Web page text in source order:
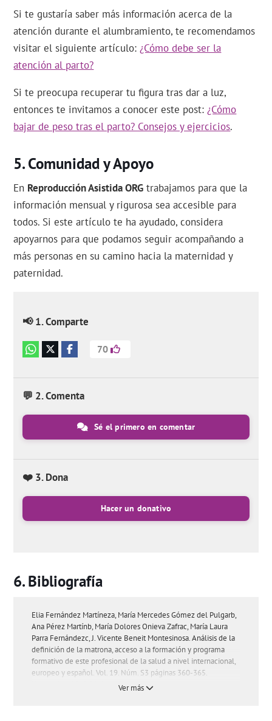
Si te gustaría saber más información acerca de la
atención durante el alumbramiento, te recomendamos
visitar el siguiente artículo:¿Cómo debe ser la
atención al parto?
Si te preocupa recuperar tu figura tras dar a luz,
entonces te invitamos a conocer este post:¿Cómo
bajar de peso tras el parto? Consejos y ejercicios.
Comunidad y Apoyo
En Reproducción Asistida ORG trabajamos para que la
información mensual y rigurosa sea accesible para
todos. Si este artículo te ha ayudado, considera
apoyarnos para que podamos seguir acompañando a
más personas en su camino hacia la maternidad y
paternidad.
📢 1. Comparte
70
💬 2. Comenta
Sé el primero en comentar
❤️ 3. Dona
Hacer un donativo
Bibliografía
Elia Fernández Martíneza, María Mercedes Gómez del Pulgarb,
Ana Pérez Martínb, María Dolores Onieva Zafrac, María Laura
Parra Fernándezc, J. Vicente Beneit Montesinosa. Análisis de la
definición de la matrona, acceso a la formación y programa
formativo de este profesional de la salud a nivel internacional,
europeo y español. Vol. 19. Núm. S3 páginas 360-365.
Ver más